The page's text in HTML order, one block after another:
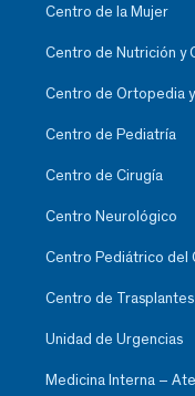
Centro de la Mujer
Centro de Nutrición y
Centro de Ortopedia
Centro de Pediatría
Centro de Cirugía
Centro Neurológico
Centro Pediátrico del
Centro de Trasplantes
Unidad de Urgencias
Medicina Interna –